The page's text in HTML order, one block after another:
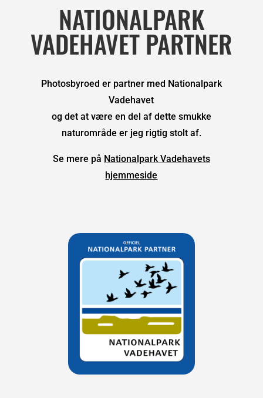
NATIONALPARK
VADEHAVET PARTNER
Photosbyroed er partner med Nationalpark
Vadehavet
og det at være en del af dette smukke
naturområde er jeg rigtig stolt af.
Se mere på Nationalpark Vadehavets
hjemmeside